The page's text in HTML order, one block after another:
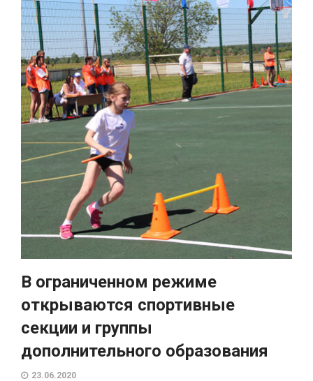
В ограниченном режиме
открываются спортивные
секции и группы
дополнительного образования
23.06.2020